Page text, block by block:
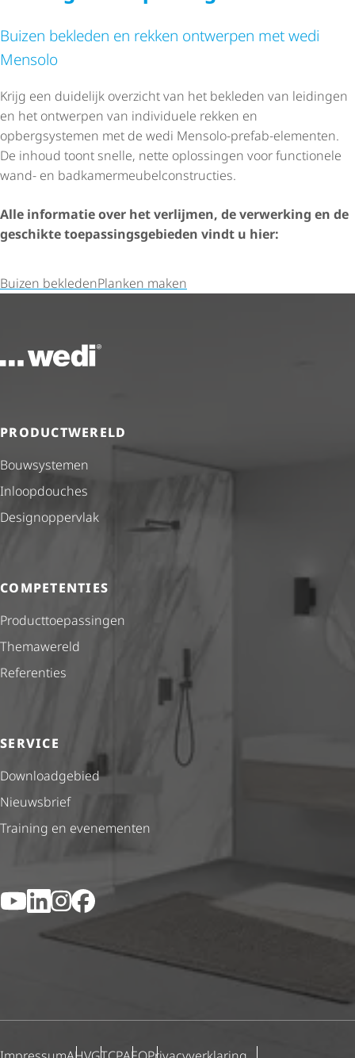
Buizen bekleden en rekken ontwerpen met wedi
Mensolo
Krijg een duidelijk overzicht van het bekleden van leidingen
en het ontwerpen van individuele rekken en
opbergsystemen met de wedi Mensolo-prefab-elementen.
De inhoud toont snelle, nette oplossingen voor functionele
wand- en badka­mer­meu­bel­con­struc­ties.
Alle informatie over het verlijmen, de verwerking en de
geschikte toepas­sings­ge­bieden vindt u hier:
Buizen bekledenPlanken maken
Naar de startpagina
PRODUCTWERELD
Bouwsystemen
Inloopdouches
Desig­nop­per­vlak
COMPETENTIES
Product­toe­pas­singen
Themawereld
Referenties
SERVICE
Downloadgebied
Nieuwsbrief
Training en evenementen
YouTubeLinkedIn
Instagram
Facebook